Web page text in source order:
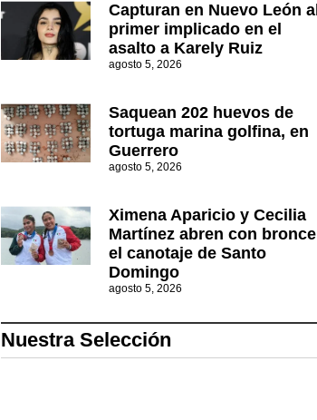
Capturan en Nuevo León al
primer implicado en el
asalto a Karely Ruiz
agosto 5, 2026
Saquean 202 huevos de
tortuga marina golfina, en
Guerrero
agosto 5, 2026
Ximena Aparicio y Cecilia
Martínez abren con bronce
el canotaje de Santo
Domingo
agosto 5, 2026
Nuestra Selección